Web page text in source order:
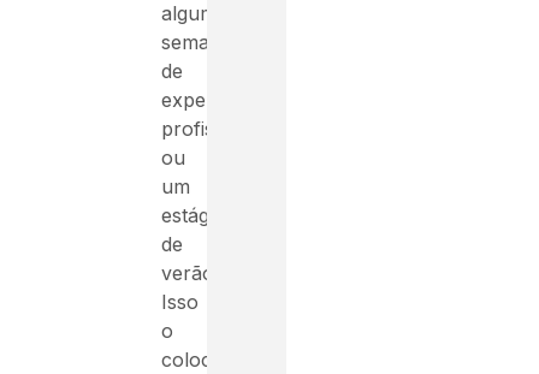
algumas
semanas
de
experiência
profissional
ou
um
estágio
de
verão.
Isso
o
colocará